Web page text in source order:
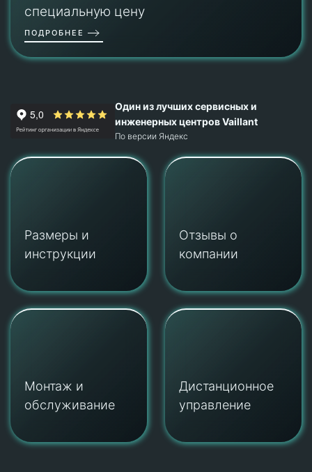
специальную цену
ПОДРОБНЕЕ
Один из лучших сервисных и
инженерных центров Vaillant
По версии Яндекс
Размеры и
инструкции
Отзывы о
компании
Монтаж и
обслуживание
Дистанционное
управление